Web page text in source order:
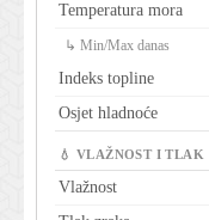
Temperatura mora
↳ Min/Max danas
Indeks topline
Osjet hladnoće
💧 VLAŽNOST I TLAK
Vlažnost